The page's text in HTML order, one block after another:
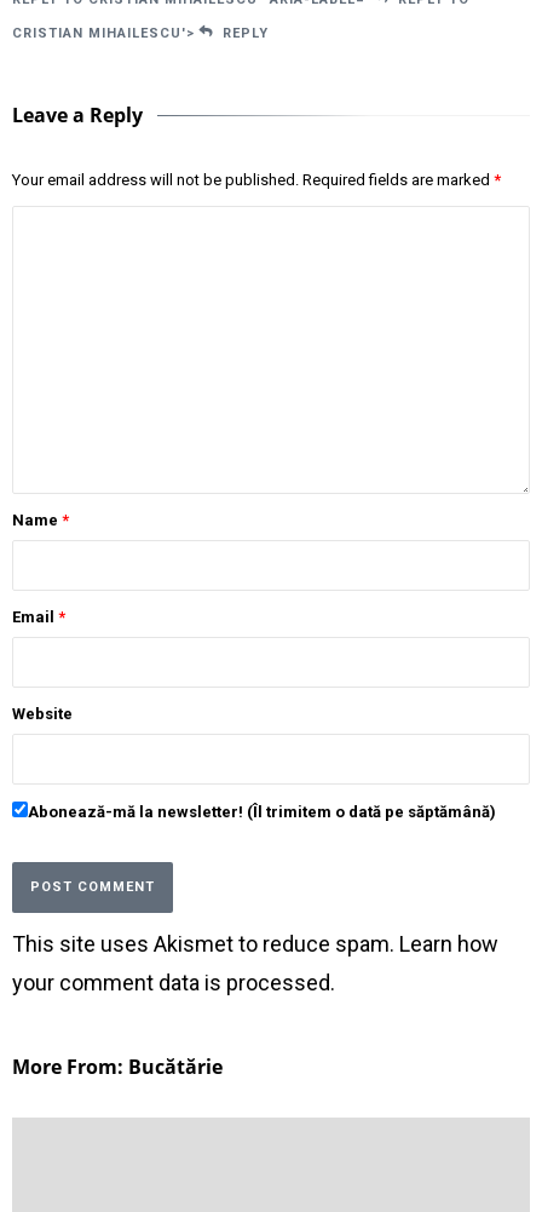
CRISTIAN MIHAILESCU'> REPLY
Leave a Reply
Your email address will not be published. Required fields are marked *
Name *
Email *
Website
Abonează-mă la newsletter! (Îl trimitem o dată pe săptămână)
This site uses Akismet to reduce spam. Learn how
your comment data is processed.
More From: Bucătărie